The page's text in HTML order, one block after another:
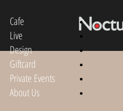
Cafe
Live
Design
Giftcard
Private Events
About Us